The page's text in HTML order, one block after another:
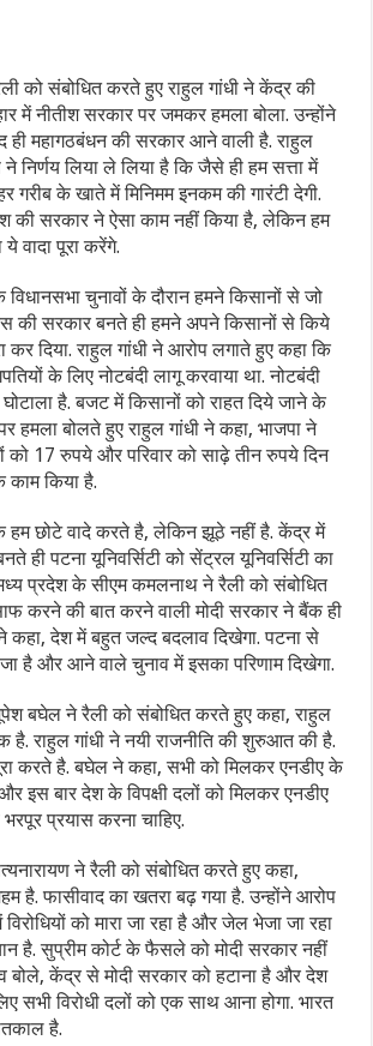
को संबोधित करते हुए राहुल गांधी ने केंद्र की
में नीतीश सरकार पर जमकर हमला बोला. उन्होंने
ही महागठबंधन की सरकार आने वाली है. राहुल
निर्णय लिया ले लिया है कि जैसे ही हम सत्ता में
के खाते में मिनिमम इनकम की गारंटी देगी.
की सरकार ने ऐसा काम नहीं किया है, लेकिन हम
वादा पूरा करेंगे.
विधानसभा चुनावों के दौरान हमने किसानों से जो
की सरकार बनते ही हमने अपने किसानों से किये
कर दिया. राहुल गांधी ने आरोप लगाते हुए कहा कि
के लिए नोटबंदी लागू करवाया था. नोटबंदी
है. बजट में किसानों को राहत दिये जाने के
हमला बोलते हुए राहुल गांधी ने कहा, भाजपा ने
को 17 रुपये और परिवार को साढ़े तीन रुपये दिन
काम किया है.
हम छोटे वादे करते है, लेकिन झूठे नहीं है. केंद्र में
ही पटना यूनिवर्सिटी को सेंट्रल यूनिवर्सिटी का
प्रदेश के सीएम कमलनाथ ने रैली को संबोधित
करने की बात करने वाली मोदी सरकार ने बैंक ही
कहा, देश में बहुत जल्द बदलाव दिखेगा. पटना से
है और आने वाले चुनाव में इसका परिणाम दिखेगा.
बघेल ने रैली को संबोधित करते हुए कहा, राहुल
है. राहुल गांधी ने नयी राजनीति की शुरुआत की है.
करते है. बघेल ने कहा, सभी को मिलकर एनडीए के
इस बार देश के विपक्षी दलों को मिलकर एनडीए
प्रयास करना चाहिए.
ने रैली को संबोधित करते हुए कहा,
है. फासीवाद का खतरा बढ़ गया है. उन्होंने आरोप
को मारा जा रहा है और जेल भेजा जा रहा
है. सुप्रीम कोर्ट के फैसले को मोदी सरकार नहीं
बोले, केंद्र से मोदी सरकार को हटाना है और देश
सभी विरोधी दलों को एक साथ आना होगा. भारत
है.